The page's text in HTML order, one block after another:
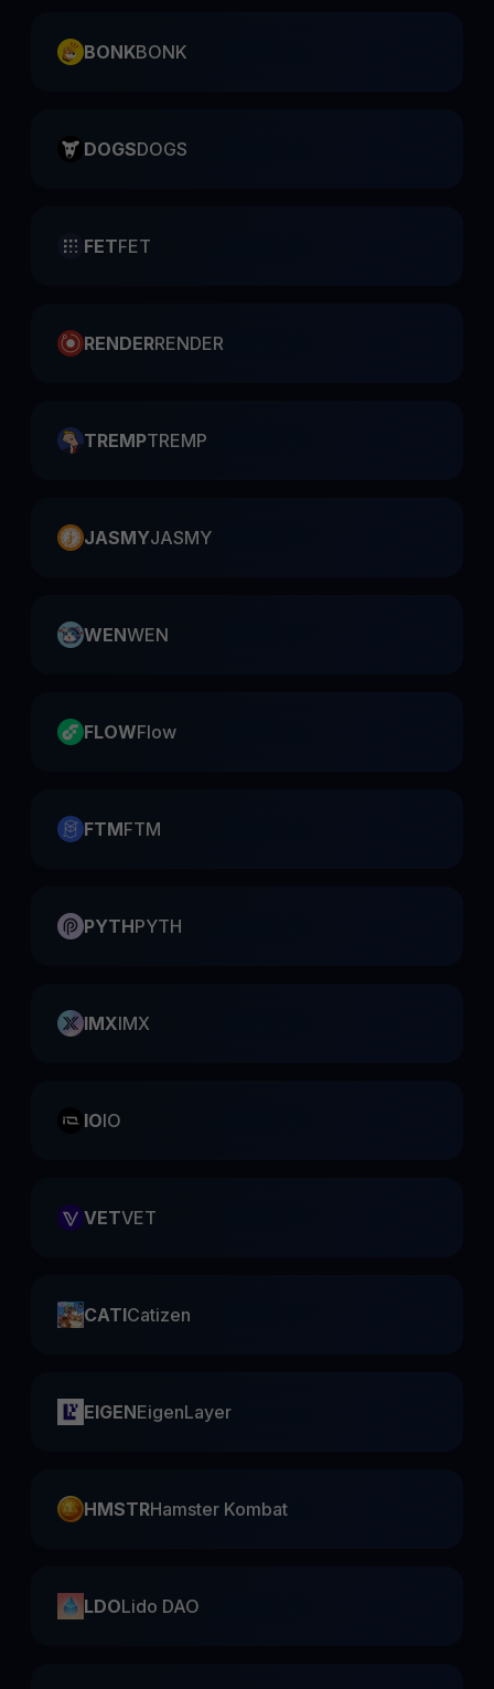
BONKBONK
DOGSDOGS
FETFET
RENDERRENDER
TREMPTREMP
JASMYJASMY
WENWEN
FLOWFlow
FTMFTM
PYTHPYTH
IMXIMX
IOIO
VETVET
CATICatizen
EIGENEigenLayer
HMSTRHamster Kombat
LDOLido DAO